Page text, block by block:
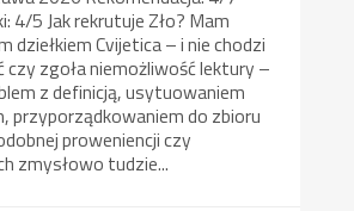
4/5 Jak rekrutuje Zło? Mam
dziełkiem Cvijetica – i nie chodzi
zgoła niemożliwość lektury –
z definicją, usytuowaniem
przyporządkowaniem do zbioru
proweniencji czy
zmysłowo tudzie...